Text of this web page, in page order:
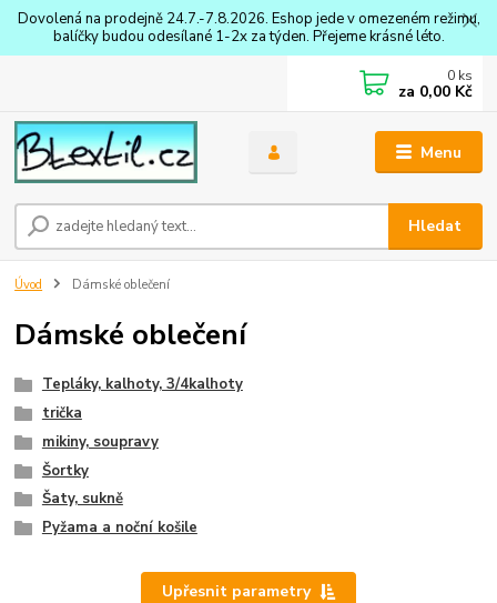
Dovolená na prodejně 24.7.-7.8.2026. Eshop jede v omezeném režimu,
balíčky budou odesílané 1-2x za týden. Přejeme krásné léto.
Menu
Hledat
0 ks
za 0,00 Kč
Úvod Dámské oblečení
Dámské oblečení
Tepláky, kalhoty, 3/4kalhoty
trička
mikiny, soupravy
Šortky
Šaty, sukně
Pyžama a noční košile
Upřesnit parametry